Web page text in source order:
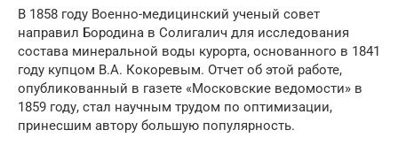
В 1858 году Военно-медицинский ученый совет
направил Бородина в Солигалич для исследования
состава минеральной воды курорта, основанного в 1841
году купцом В.А. Кокоревым. Отчет об этой работе,
опубликованный в газете «Московские ведомости» в
1859 году, стал научным трудом по оптимизации,
принесшим автору большую популярность.